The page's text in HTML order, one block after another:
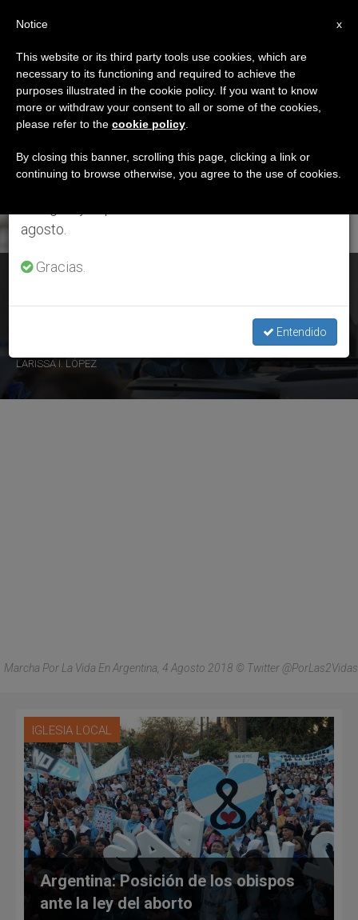
ETIQUETA
Posts Tagged ‘aborto’
ÚLTIMAS NOTICIAS
Argentina: Obispos llaman a manifestarse en defensa de la
LARISSA I. LÓPEZ
Marcha Por La Vida En Argentina, 4 Agosto 2018 © Twitter @PorLas2Vidas
IGLESIA LOCAL
Argentina: Posición de los obispos
ante la ley del aborto
×
Aviso importante
Del 27 de julio al 7 de agosto haremos la pausa
anual, aprovechando que en el periodo de verano
se generan menos informaciones y también el
agosto.
Gracias.
Entendido
x
Notice
This website or its third party tools use cookies, which are
necessary to its functioning and required to achieve the
purposes illustrated in the cookie policy. If you want to know
more or withdraw your consent to all or some of the cookies,
please refer to the cookie policy
By closing this banner, scrolling this page, clicking a link or
continuing to browse otherwise, you agree to the use of cookies.